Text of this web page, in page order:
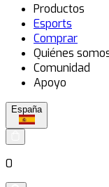
Productos
Esports
Comprar
Quiénes
Comunidad
Apoyo
España
0